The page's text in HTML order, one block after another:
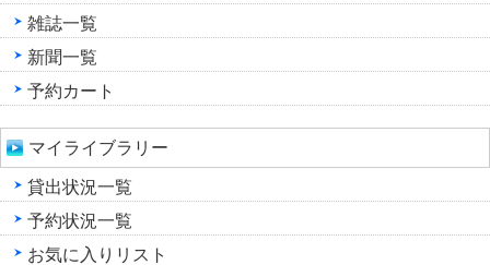
雑誌一覧
新聞一覧
予約カート
マイライブラリー
貸出状況一覧
予約状況一覧
お気に入りリスト